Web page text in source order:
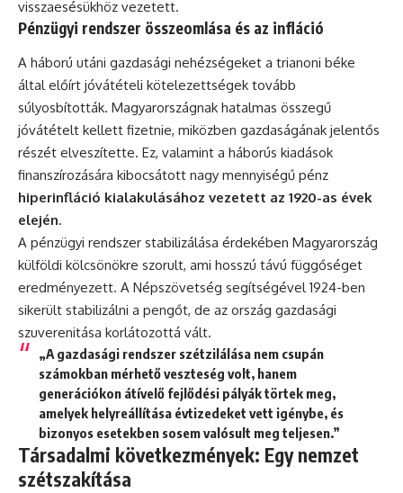
visszaesésükhöz vezetett.
Pénzügyi rendszer összeomlása és az infláció
A háború utáni gazdasági nehézségeket a trianoni béke
által előírt jóvátételi kötelezettségek tovább
súlyosbították. Magyarországnak hatalmas összegű
jóvátételt kellett fizetnie, miközben gazdaságának jelentős
részét elveszítette. Ez, valamint a háborús kiadások
finanszírozására kibocsátott nagy mennyiségű pénz
hiperinfláció kialakulásához vezetett az 1920-as évek
elején.
A pénzügyi rendszer stabilizálása érdekében Magyarország
külföldi kölcsönökre szorult, ami hosszú távú függőséget
eredményezett. A Népszövetség segítségével 1924-ben
sikerült stabilizálni a pengőt, de az ország gazdasági
szuverenitása korlátozottá vált.
„A gazdasági rendszer szétzilálása nem csupán
számokban mérhető veszteség volt, hanem
generációkon átívelő fejlődési pályák törtek meg,
amelyek helyreállítása évtizedeket vett igénybe, és
bizonyos esetekben sosem valósult meg teljesen.”
Társadalmi következmények: Egy nemzet
szétszakítása